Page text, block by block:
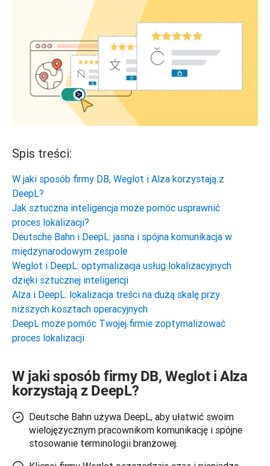
Spis treści:
W jaki sposób firmy DB, Weglot i Alza korzystają z
DeepL?
Jak sztuczna inteligencja może pomóc usprawnić
proces lokalizacji?
Deutsche Bahn i DeepL: jasna i spójna komunikacja w
międzynarodowym zespole
Weglot i DeepL: optymalizacja usług lokalizacyjnych
dzięki sztucznej inteligencji
Alza i DeepL: lokalizacja treści na dużą skalę przy
niższych kosztach operacyjnych
DeepL może pomóc Twojej firmie zoptymalizować
proces lokalizacji
W jaki sposób firmy DB, Weglot i Alza
korzystają z DeepL?
Deutsche Bahn używa DeepL, aby ułatwić swoim
wielojęzycznym pracownikom komunikację i spójne
stosowanie terminologii branżowej.